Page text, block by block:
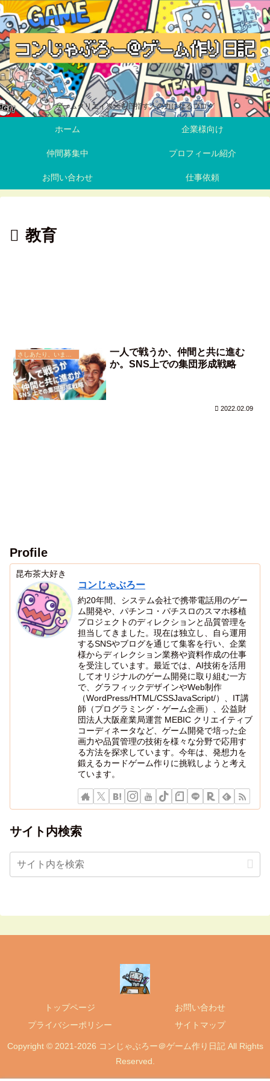
ゲームクリエイターを目指す人の力になるブログ
ホーム 企業様向け
仲間募集中 プロフィール紹介
お問い合わせ 仕事依頼
教育
さしあたり、いま思う事
一人で戦うか、仲間と共に進む
か。SNS上での集団形成戦略
2022.02.09
Profile
昆布茶大好き
コンじゃぶろー
約20年間、システム会社で携帯電話用のゲー
ム開発や、パチンコ・パチスロのスマホ移植
プロジェクトのディレクションと品質管理を
担当してきました。現在は独立し、自ら運用
するSNSやブログを通じて集客を行い、企業
様からディレクション業務や資料作成の仕事
を受注しています。最近では、AI技術を活用
してオリジナルのゲーム開発に取り組む一方
で、グラフィックデザインやWeb制作
（WordPress/HTML/CSSJavaScript/）、IT講
師（プログラミング・ゲーム企画）、公益財
団法人大阪産業局運営 MEBIC クリエイティブ
コーディネータなど、ゲーム開発で培った企
画力や品質管理の技術を様々な分野で応用す
る方法を探求しています。今年は、発想力を
鍛えるカードゲーム作りに挑戦しようと考え
ています。
サイト内検索
トップページ
お問い合わせ
プライバシーポリシー
サイトマップ
Copyright © 2021-2026 コンじゃぶろー＠ゲーム作り日記 All Rights
Reserved.